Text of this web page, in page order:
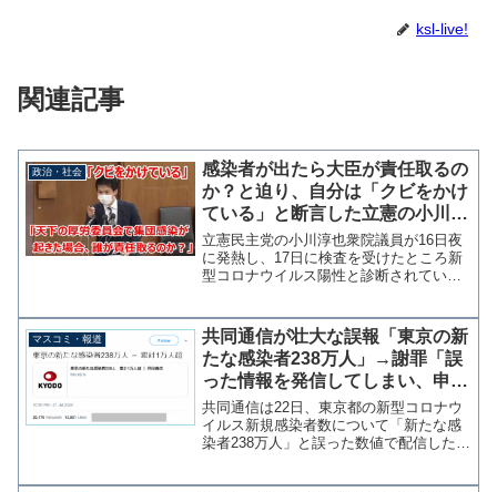
ksl-live!
関連記事
政治・社会
感染者が出たら大臣が責任取るの
か？と迫り、自分は「クビをかけ
ている」と断言した立憲の小川淳
也さん、新型コロナ陽性と判明
立憲民主党の小川淳也衆院議員が16日夜
に発熱し、17日に検査を受けたところ新
型コロナウイルス陽性と診断されていた
査を受けたところコロナウイルスの陽性
反応があり、都内の病...
マスコミ・報道
共同通信が壮大な誤報「東京の新
たな感染者238万人」→謝罪「誤
った情報を発信してしまい、申し
訳ありません」
共同通信は22日、東京都の新型コロナウ
イルス新規感染者数について「新たな感
染者238万人」と誤った数値で配信したこ